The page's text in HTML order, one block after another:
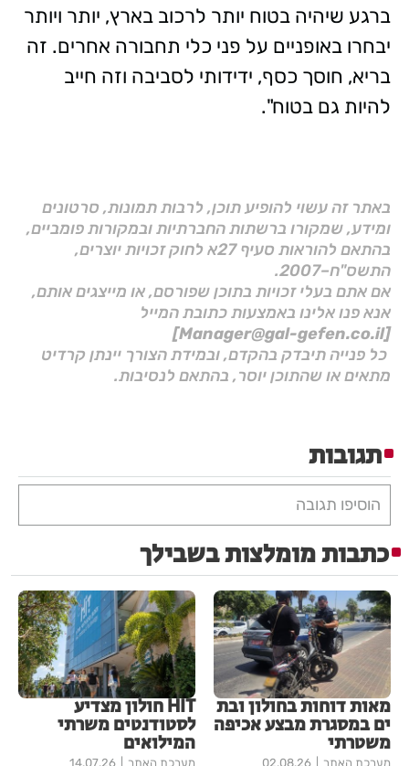
ברגע שיהיה בטוח יותר לרכוב בארץ, יותר ויותר
יבחרו באופניים על פני כלי תחבורה אחרים. זה
בריא, חוסך כסף, ידידותי לסביבה וזה חייב
להיות גם בטוח".
באתר זה עשוי להופיע תוכן, לרבות תמונות, סרטונים
ומידע, שמקורו ברשתות החברתיות ובמקורות פומביים,
בהתאם להוראות סעיף 27א לחוק זכויות יוצרים,
התשס"ח–2007.
אם אתם בעלי זכויות בתוכן שפורסם, או מייצגים אותם,
אנא פנו אלינו באמצעות כתובת המייל
[Manager@gal-gefen.co.il]
כל פנייה תיבדק בהקדם, ובמידת הצורך יינתן קרדיט
מתאים או שהתוכן יוסר, בהתאם לנסיבות.
תגובות
הוסיפו תגובה
כתבות מומלצות בשבילך
מאות דוחות בחולון ובת
ים במסגרת מבצע אכיפה
משטרתי
מערכת האתר 02.08.26
HIT חולון מצדיע
לסטודנטים משרתי
המילואים
מערכת האתר 14.07.26